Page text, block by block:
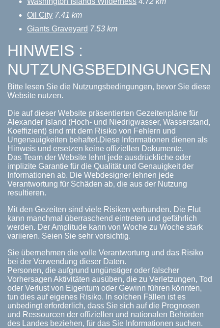
Oil City 7.41 km
Giants Graveyard 7.53 km
HINWEIS :
NUTZUNGSBEDINGUNGEN
Bitte lesen Sie die Nutzungsbedingungen, bevor Sie diese
Website nutzen.
Die auf dieser Website präsentierten Gezeitenpläne für
Alexander Island (Hoch- und Niedrigwasser, Wasserstand,
Koeffizient) sind mit dem Risiko von Fehlern und
Ungenauigkeiten behaftet.Diese Informationen dienen als
Hinweis und ersetzen keine offiziellen Dokumente.
Das Team der Website lehnt jede ausdrückliche oder
implizite Garantie für die Qualität und Genauigkeit der
Informationen ab. Die Webdesigner lehnen jede
Verantwortung für Schäden ab, die aus der Nutzung
resultieren.
Mit den Gezeiten sind viele Risiken verbunden. Die Flut
kann manchmal überraschend eintreten und gefährlich
werden. Der Amplitude kann von Woche zu Woche stark
variieren. Seien Sie sehr vorsichtig.
Sie übernehmen die volle Verantwortung und das Risiko
bei der Verwendung dieser Daten.
Personen, die aufgrund ungünstiger oder falscher
Vorhersagen Aktivitäten ausüben, die zu Verletzungen, Tod
oder Verlust von Eigentum oder Gewinn führen könnten,
tun dies auf eigenes Risiko. In solchen Fällen ist es
unbedingt erforderlich, dass Sie sich auf die Prognosen
und Ressourcen der offiziellen und nationalen Behörden
des Landes beziehen, für das Sie Informationen suchen.